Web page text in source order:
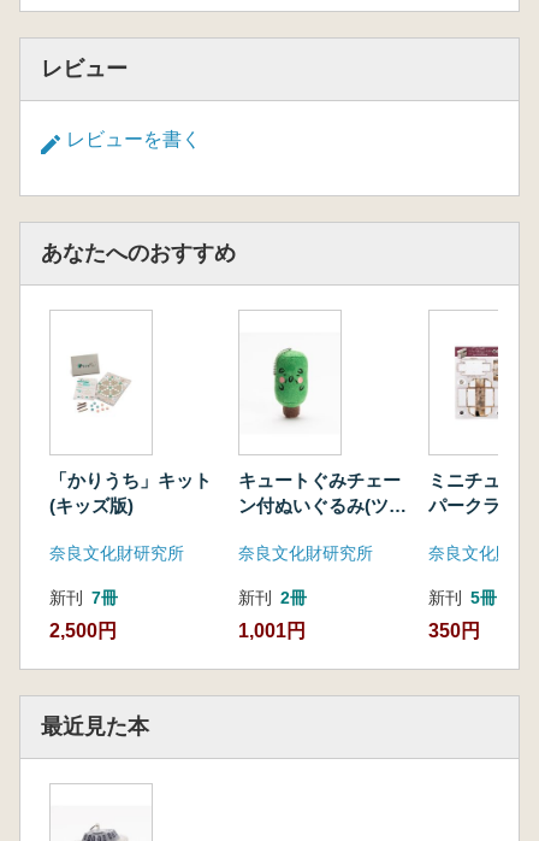
レビュー
レビューを書く
あなたへのおすすめ
「かりうち」キット
(キッズ版)
奈良文化財研究所
新刊 7冊
2,500円
キュートぐみチェー
ン付ぬいぐるみ(ツゲ
奈良文化財研究所
新刊 2冊
1,001円
ミニチュア
パークラフ
新刊 5冊
350円
最近見た本